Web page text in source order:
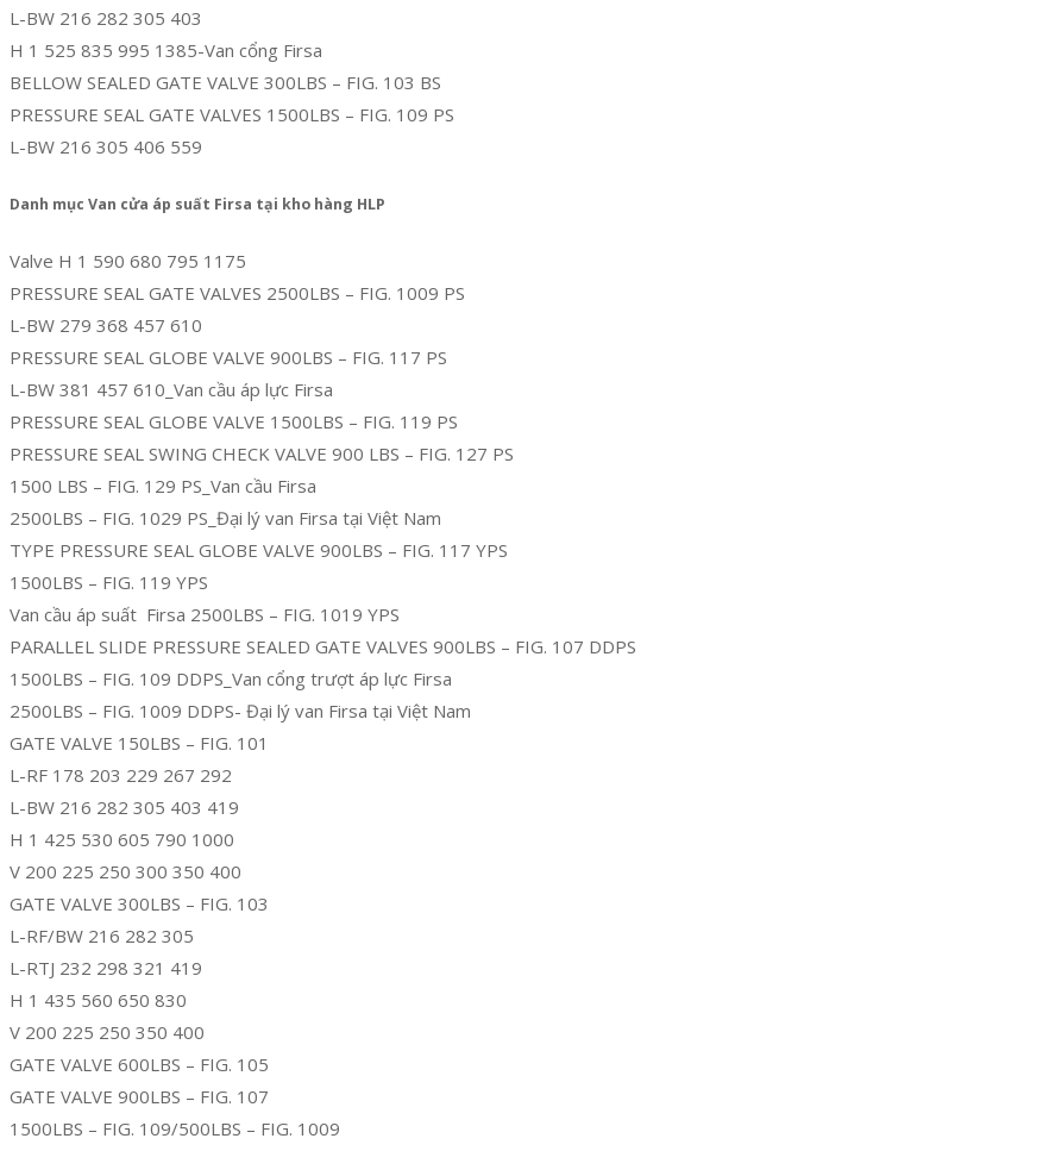
L-BW 216 282 305 403
H 1 525 835 995 1385-Van cổng Firsa
BELLOW SEALED GATE VALVE 300LBS – FIG. 103 BS
PRESSURE SEAL GATE VALVES 1500LBS – FIG. 109 PS
L-BW 216 305 406 559
Danh mục Van cửa áp suất Firsa tại kho hàng HLP
Valve H 1 590 680 795 1175
PRESSURE SEAL GATE VALVES 2500LBS – FIG. 1009 PS
L-BW 279 368 457 610
PRESSURE SEAL GLOBE VALVE 900LBS – FIG. 117 PS
L-BW 381 457 610_Van cầu áp lực Firsa
PRESSURE SEAL GLOBE VALVE 1500LBS – FIG. 119 PS
PRESSURE SEAL SWING CHECK VALVE 900 LBS – FIG. 127 PS
1500 LBS – FIG. 129 PS_Van cầu Firsa
2500LBS – FIG. 1029 PS_Đại lý van Firsa tại Việt Nam
TYPE PRESSURE SEAL GLOBE VALVE 900LBS – FIG. 117 YPS
1500LBS – FIG. 119 YPS
Van cầu áp suất Firsa 2500LBS – FIG. 1019 YPS
PARALLEL SLIDE PRESSURE SEALED GATE VALVES 900LBS – FIG. 107 DDPS
1500LBS – FIG. 109 DDPS_Van cổng trượt áp lực Firsa
2500LBS – FIG. 1009 DDPS- Đại lý van Firsa tại Việt Nam
GATE VALVE 150LBS – FIG. 101
L-RF 178 203 229 267 292
L-BW 216 282 305 403 419
H 1 425 530 605 790 1000
V 200 225 250 300 350 400
GATE VALVE 300LBS – FIG. 103
L-RF/BW 216 282 305
L-RTJ 232 298 321 419
H 1 435 560 650 830
V 200 225 250 350 400
GATE VALVE 600LBS – FIG. 105
GATE VALVE 900LBS – FIG. 107
1500LBS – FIG. 109/500LBS – FIG. 1009